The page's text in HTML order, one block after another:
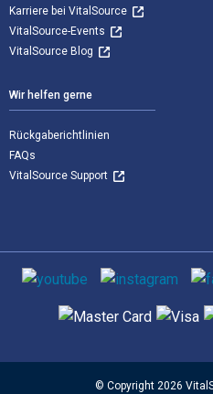
Karriere bei VitalSource
VitalSource-Events
VitalSource Blog
Wir helfen gerne
Rückgaberichtlinien
FAQs
VitalSource Support
Sozialen Medien
Unterstützte Zahlungsmethoden
© Copyright 2026